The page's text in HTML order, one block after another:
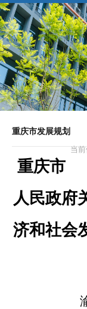
重庆市发展规划
当
重庆市
人民政府
济和社会